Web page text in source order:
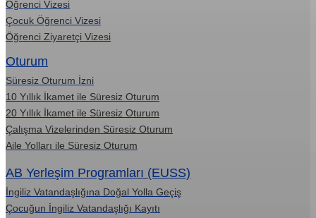
Öğrenci Vizesi
Çocuk Öğrenci Vizesi
Öğrenci Ziyaretçi Vizesi
Oturum
Süresiz Oturum İzni
10 Yıllık İkamet ile Süresiz Oturum
20 Yıllık İkamet ile Süresiz Oturum
Çalışma Vizelerinden Süresiz Oturum
Aile Yolları ile Süresiz Oturum
AB Yerleşim Programları (EUSS)
İngiliz Vatandaşlığına Doğal Yolla Geçiş
Çocuğun İngiliz Vatandaşlığı Kayıtı